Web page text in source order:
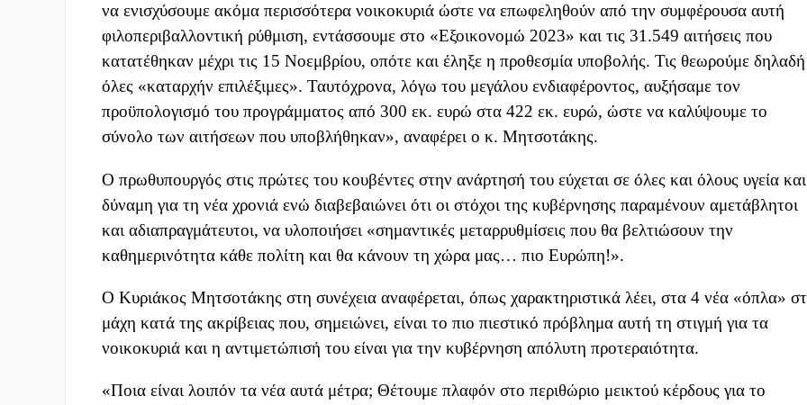
να ενισχύσουμε ακόμα περισσότερα νοικοκυριά ώστε να επωφεληθούν από την συμφέρουσα αυτή
φιλοπεριβαλλοντική ρύθμιση, εντάσσουμε στο «Εξοικονομώ 2023» και τις 31.549 αιτήσεις που
κατατέθηκαν μέχρι τις 15 Νοεμβρίου, οπότε και έληξε η προθεσμία υποβολής. Τις θεωρούμε δηλαδή
όλες «καταρχήν επιλέξιμες». Ταυτόχρονα, λόγω του μεγάλου ενδιαφέροντος, αυξήσαμε τον
προϋπολογισμό του προγράμματος από 300 εκ. ευρώ στα 422 εκ. ευρώ, ώστε να καλύψουμε το
σύνολο των αιτήσεων που υποβλήθηκαν», αναφέρει ο κ. Μητσοτάκης.
Ο πρωθυπουργός στις πρώτες του κουβέντες στην ανάρτησή του εύχεται σε όλες και όλους υγεία και
δύναμη για τη νέα χρονιά ενώ διαβεβαιώνει ότι οι στόχοι της κυβέρνησης παραμένουν αμετάβλητοι
και αδιαπραγμάτευτοι, να υλοποιήσει «σημαντικές μεταρρυθμίσεις που θα βελτιώσουν την
καθημερινότητα κάθε πολίτη και θα κάνουν τη χώρα μας… πιο Ευρώπη!».
Ο Κυριάκος Μητσοτάκης στη συνέχεια αναφέρεται, όπως χαρακτηριστικά λέει, στα 4 νέα «όπλα»
μάχη κατά της ακρίβειας που, σημειώνει, είναι το πιο πιεστικό πρόβλημα αυτή τη στιγμή για τα
νοικοκυριά και η αντιμετώπισή του είναι για την κυβέρνηση απόλυτη προτεραιότητα.
«Ποια είναι λοιπόν τα νέα αυτά μέτρα; Θέτουμε πλαφόν στο περιθώριο μεικτού κέρδους για το